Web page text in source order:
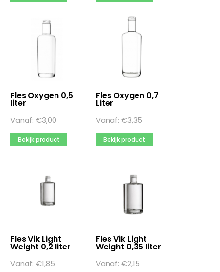
Fles Oxygen 0,5
liter
Vanaf: €3,00
Bekijk product
Fles Oxygen 0,7
Liter
Vanaf:€3,35
Bekijk product
Fles Vik Light
Weight 0,2 liter
Vanaf: €1,85
Fles Vik Light
Weight 0,35 liter
Vanaf:€2,15